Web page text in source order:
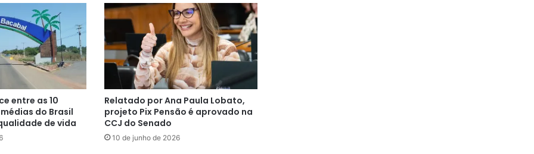
entre as 10
do Brasil
de vida
Relatado por Ana Paula Lobato,
projeto Pix Pensão é aprovado na
CCJ do Senado
10 de junho de 2026